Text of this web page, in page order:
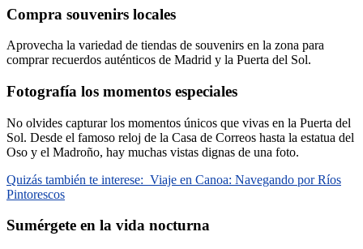
Compra souvenirs locales
Aprovecha la variedad de tiendas de souvenirs en la zona para
comprar recuerdos auténticos de Madrid y la Puerta del Sol.
Fotografía los momentos especiales
No olvides capturar los momentos únicos que vivas en la Puerta del
Sol. Desde el famoso reloj de la Casa de Correos hasta la estatua del
Oso y el Madroño, hay muchas vistas dignas de una foto.
Quizás también te interese: Viaje en Canoa: Navegando por Ríos
Pintorescos
Sumérgete en la vida nocturna